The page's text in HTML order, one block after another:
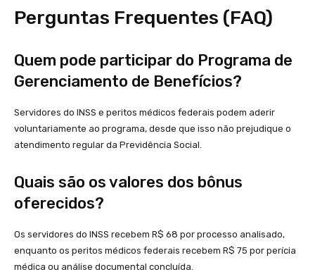
Perguntas Frequentes (FAQ)
Quem pode participar do Programa de
Gerenciamento de Benefícios?
Servidores do INSS e peritos médicos federais podem aderir
voluntariamente ao programa, desde que isso não prejudique o
atendimento regular da Previdência Social.
Quais são os valores dos bônus
oferecidos?
Os servidores do INSS recebem R$ 68 por processo analisado,
enquanto os peritos médicos federais recebem R$ 75 por perícia
médica ou análise documental concluída.